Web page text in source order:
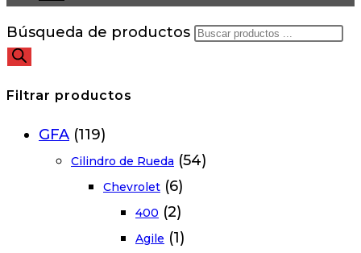
Búsqueda de productos
Filtrar productos
GFA (119)
Cilindro de Rueda (54)
Chevrolet (6)
400 (2)
Agile (1)